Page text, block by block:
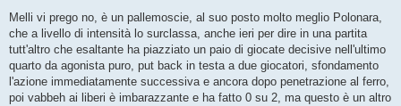
Melli vi prego no, è un pallemoscie, al suo posto molto meglio Polonara,
che a livello di intensità lo surclassa, anche ieri per dire in una partita
tutt'altro che esaltante ha piazziato un paio di giocate decisive nell'ultimo
quarto da agonista puro, put back in testa a due giocatori, sfondamento
l'azione immediatamente successiva e ancora dopo penetrazione al ferro,
poi vabbeh ai liberi è imbarazzante e ha fatto 0 su 2, ma questo è un altro